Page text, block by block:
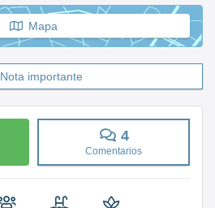
Mapa
Nota importante
4
Comentarios